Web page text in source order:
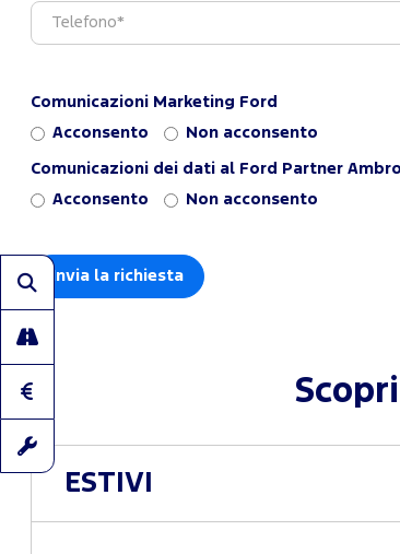
Comunicazioni Marketing Ford
Acconsento Non acconsento
Comunicazioni dei dati al Ford Partner
Acconsento Non acconsento
ESTIVI